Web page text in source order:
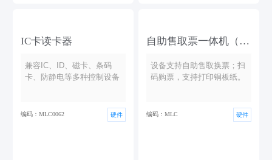
IC卡读卡器
兼容IC、ID、磁卡、条码
卡、防静电等多种控制设备
编码：MLC0062 硬件
自助售取票一体机（铜
设备支持自助售取换票；扫
码购票，支持打印铜板纸。
编码：MLC 硬件